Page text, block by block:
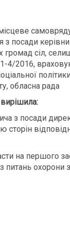
посади
громад сіл,
2016,
обласна рада
вирішила:
з посади
сторін
на першого
питань охорони